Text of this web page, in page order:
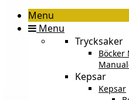
Menu
Menu
Trycksaker
Böcker
Kepsar
Kepsar